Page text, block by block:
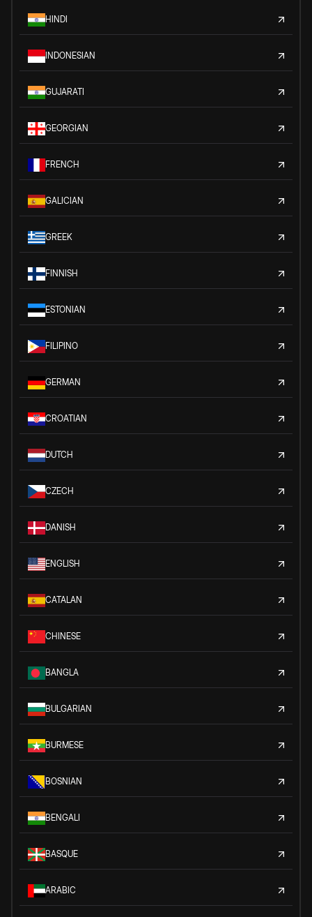
HINDI
INDONESIAN
GUJARATI
GEORGIAN
FRENCH
GALICIAN
GREEK
FINNISH
ESTONIAN
FILIPINO
GERMAN
CROATIAN
DUTCH
CZECH
DANISH
ENGLISH
CATALAN
CHINESE
BANGLA
BULGARIAN
BURMESE
BOSNIAN
BENGALI
BASQUE
ARABIC